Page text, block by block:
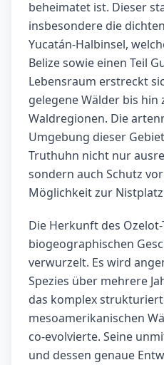
beheimatet ist. Dieser
insbesondere die
Yucatán-Halbinsel,
Belize sowie einen Teil
Lebensraum erstreckt
gelegene Wälder bis
Waldregionen. Die
Umgebung dieser
Truthuhn nicht nur
sondern auch Schutz
Möglichkeit zur
Die Herkunft des
biogeographischen
verwurzelt. Es wird
Spezies über mehrere
das komplex
mesoamerikanischen
co-evolvierte. Seine
und dessen genaue